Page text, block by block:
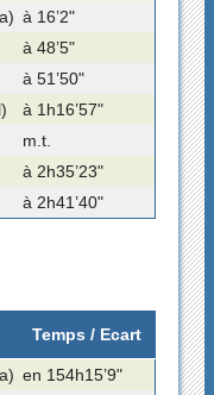
à 16’2"
à 48’5"
à 51’50"
à 1h16’57"
m.t.
à 2h35’23"
à 2h41’40"
Temps / Ecart
en 154h15’9"